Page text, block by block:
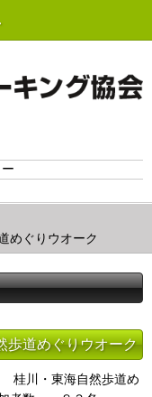
ログ
めぐりウオーク
道めぐりウオーク
桂川・東海自然歩道め